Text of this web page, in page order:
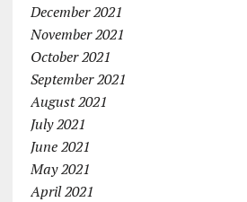
December 2021
November 2021
October 2021
September 2021
August 2021
July 2021
June 2021
May 2021
April 2021